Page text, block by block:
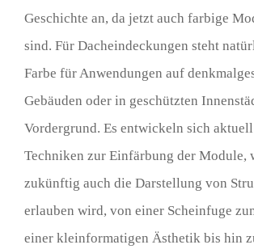
Geschichte an, da jetzt auch farbige
sind. Für Dacheindeckungen steht
Farbe für Anwendungen auf
Gebäuden oder in geschützten
Vordergrund. Es entwickeln sich
Techniken zur Einfärbung der Module,
zukünftig auch die Darstellung von
erlauben wird, von einer Scheinfuge
einer kleinformatigen Ästhetik bis hin